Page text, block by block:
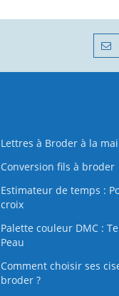
Lettres à Broder à la
Conversion fils à broder
Estimateur de temps :
croix
Palette couleur DMC :
Peau
Comment choisir ses
broder ?